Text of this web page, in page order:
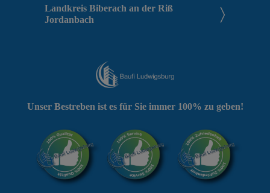
Landkreis Biberach an der Riß
Jordanbach
Unser Bestreben ist es für Sie immer 100% zu geben!